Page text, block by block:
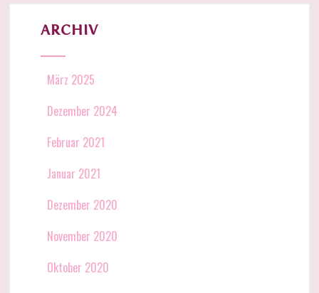
ARCHIV
März 2025
Dezember 2024
Februar 2021
Januar 2021
Dezember 2020
November 2020
Oktober 2020